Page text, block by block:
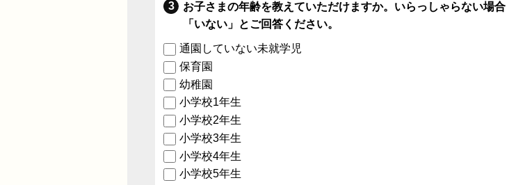
お子さまの年齢を教えていただけますか。いらっしゃらない場合
「いない」とご回答ください。
通園していない未就学児
保育園
幼稚園
小学校1年生
小学校2年生
小学校3年生
小学校4年生
小学校5年生